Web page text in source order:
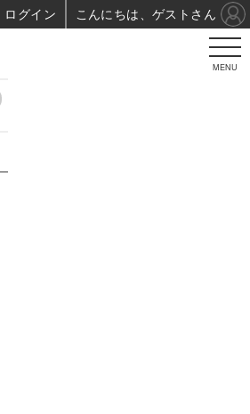
MENU
ログイン こんにちは、ゲストさん